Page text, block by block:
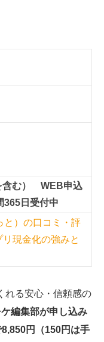
含む） WEB申込
365日受付中
と）の口コミ・評
現金化の強みと
れる安心・信頼感の
編集部が申し込み
円（150円は手